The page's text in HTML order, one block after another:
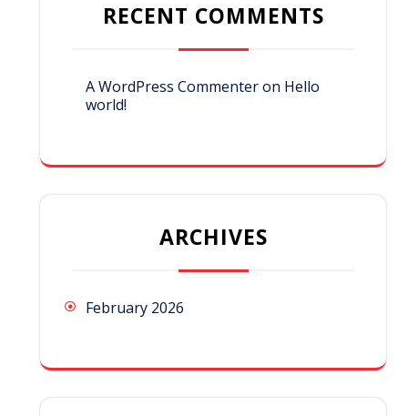
RECENT COMMENTS
A WordPress Commenteron Hello
world!
ARCHIVES
February 2026